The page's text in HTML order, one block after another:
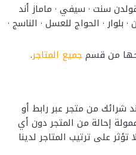
سنت · سيفي · ماماز أند
· بلوار · الحواج للعسل · الناسج ·
جميع المتاجر.
شرائك من متجر عبر رابط أو
إحالة من المتجر دون أي
على ترتيب المتاجر لدينا